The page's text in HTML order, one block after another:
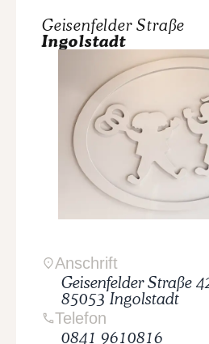
Geisenfelder Straße
Ingolstadt
Anschrift
Geisenfelder Straße
85053 Ingolstadt
Telefon
0841 9610816